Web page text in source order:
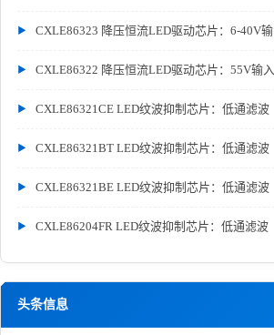
CXLE86323 降压恒流LED驱动芯片：6-40V输
CXLE86322 降压恒流LED驱动芯片：55V输入
CXLE86321CE LED纹波抑制芯片：低通滤波
CXLE86321BT LED纹波抑制芯片：低通滤波
CXLE86321BE LED纹波抑制芯片：低通滤波
CXLE86204FR LED纹波抑制芯片：低通滤波
头条信息